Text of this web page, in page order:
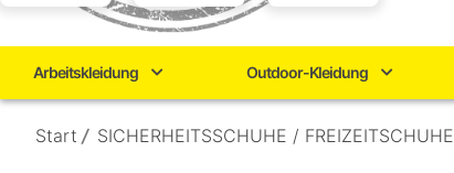
Arbeitskleidung Outdoor-Kleidung
Start / SICHERHEITSSCHUHE / FREIZEITSCHUHE